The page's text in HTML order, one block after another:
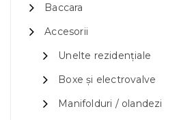
Baccara
Accesorii
Unelte rezidențiale
Boxe și electrovalve
Manifolduri / olandezi